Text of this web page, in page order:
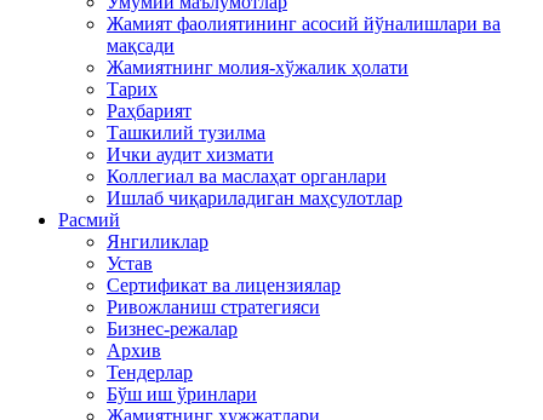
Жамият фаолиятининг асосий йўналишлари ва
мақсади
Жамиятнинг молия-хўжалик ҳолати
Тарих
Раҳбарият
Ташкилий тузилма
Ички аудит хизмати
Коллегиал ва маслаҳат органлари
Ишлаб чиқариладиган маҳсулотлар
Расмий
Янгиликлар
Устав
Сертификат ва лицензиялар
Ривожланиш стратегияси
Бизнес-режалар
Архив
Тендерлар
Бўш иш ўринлари